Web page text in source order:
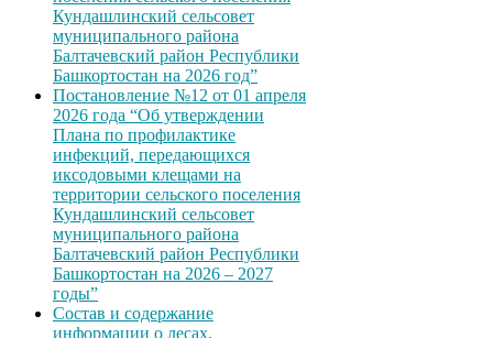
Кундашлинский сельсовет
муниципального района
Балтачевский район Республики
Башкортостан на 2026 год”
Постановление №12 от 01 апреля
2026 года “Об утверждении
Плана по профилактике
инфекций, передающихся
иксодовыми клещами на
территории сельского поселения
Кундашлинский сельсовет
муниципального района
Балтачевский район Республики
Башкортостан на 2026 – 2027
годы”
Состав и содержание
информации о лесах,